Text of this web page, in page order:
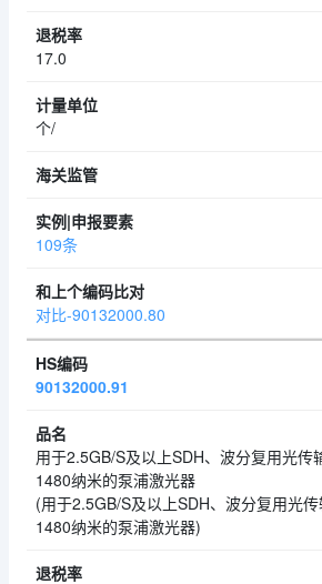
17.0
个/
109条
对比-90132000.80
90132000.91
用于2.5GB/S及以上SDH、波分复用光传
1480纳米的泵浦激光器
(用于2.5GB/S及以上SDH、波分复用光传
1480纳米的泵浦激光器)